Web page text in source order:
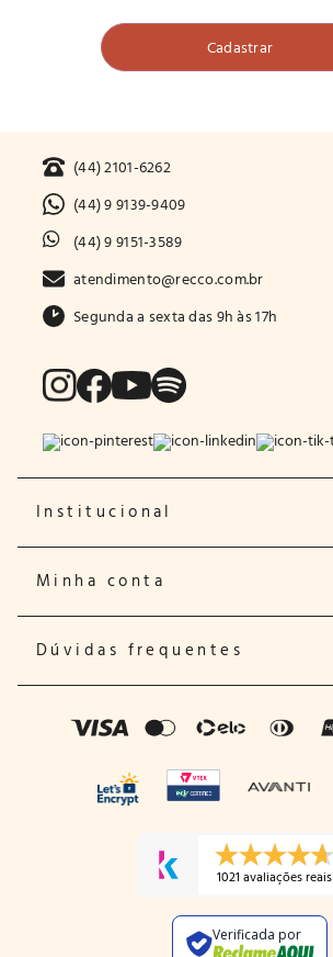
(44) 2101-6262
(44) 9 9139-9409
(44) 9 9151-3589
atendimento@recco.com.br
Segunda a sexta das 9h às 17h
Institucional
Minha conta
Dúvidas frequentes
1021 avaliações reais
Verificada por